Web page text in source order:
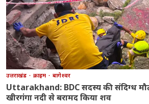
उत्तराखंड क्राइम बागेश्वर
Uttarakhand: BDC सदस्य की संदिग्ध
खीरगंगा नदी से बरामद किया शव